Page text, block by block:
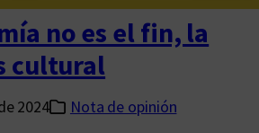
no es el fin, la
cultural
2024 Nota de opinión